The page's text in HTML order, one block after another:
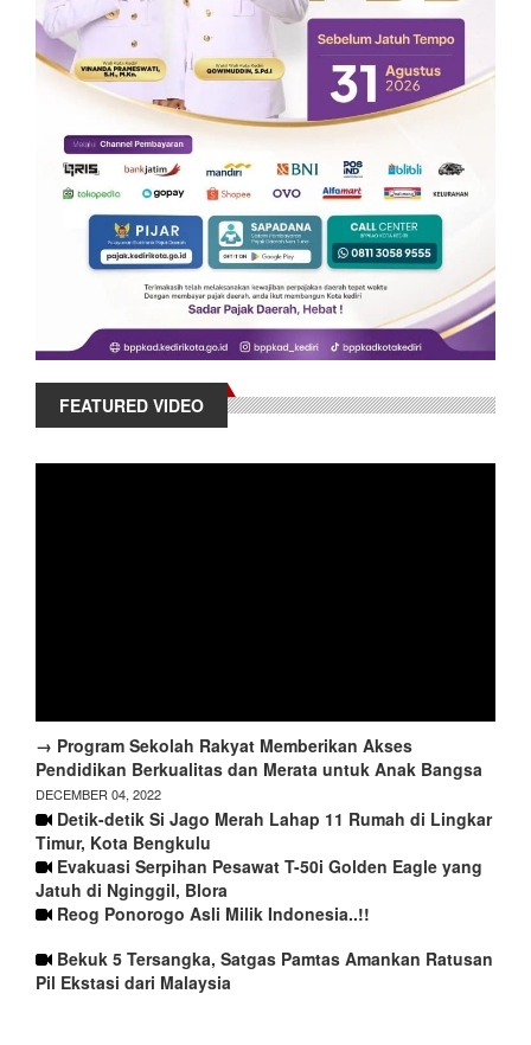
FEATURED VIDEO
→ Program Sekolah Rakyat Memberikan Akses
Pendidikan Berkualitas dan Merata untuk Anak Bangsa
DECEMBER 04, 2022
Detik-detik Si Jago Merah Lahap 11 Rumah di Lingkar
Timur, Kota Bengkulu
Evakuasi Serpihan Pesawat T-50i Golden Eagle yang
Jatuh di Nginggil, Blora
Reog Ponorogo Asli Milik Indonesia..!!
Bekuk 5 Tersangka, Satgas Pamtas Amankan Ratusan
Pil Ekstasi dari Malaysia